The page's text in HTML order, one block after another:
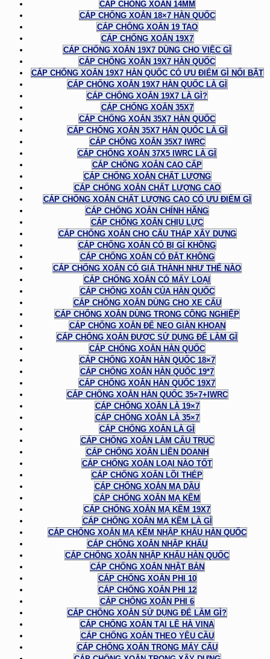
CÁP CHỐNG XOẮN 14MM
CÁP CHỐNG XOẮN 18×7 HÀN QUỐC
CÁP CHỐNG XOẮN 19 TAO
CÁP CHỐNG XOẮN 19X7
CÁP CHỐNG XOẮN 19X7 DÙNG CHO VIỆC GÌ
CÁP CHỐNG XOẮN 19X7 HÀN QUỐC
CÁP CHỐNG XOẮN 19X7 HÀN QUỐC CÓ ƯU ĐIỂM GÌ NỔI BẬT
CÁP CHỐNG XOẮN 19X7 HÀN QUỐC LÀ GÌ
CÁP CHỐNG XOẮN 19X7 LÀ GÌ?
CÁP CHỐNG XOẮN 35X7
CÁP CHỐNG XOẮN 35X7 HÀN QUỐC
CÁP CHỐNG XOẮN 35X7 HÀN QUỐC LÀ GÌ
CÁP CHỐNG XOẮN 35X7 IWRC
CÁP CHỐNG XOẮN 37X5 IWRC LÀ GÌ
CÁP CHỐNG XOẮN CAO CẤP
CÁP CHỐNG XOẮN CHẤT LƯỢNG
CÁP CHỐNG XOẮN CHẤT LƯỢNG CAO
CÁP CHỐNG XOẮN CHẤT LƯỢNG CAO CÓ ƯU ĐIỂM GÌ
CÁP CHỐNG XOẮN CHÍNH HÃNG
CÁP CHỐNG XOẮN CHỊU LỰC
CÁP CHỐNG XOẮN CHO CẨU THÁP XÂY DỰNG
CÁP CHỐNG XOẮN CÓ BỊ GỈ KHÔNG
CÁP CHỐNG XOẮN CÓ ĐẮT KHÔNG
CÁP CHỐNG XOẮN CÓ GIÁ THÀNH NHƯ THẾ NÀO
CÁP CHỐNG XOẮN CÓ MẤY LOẠI
CÁP CHỐNG XOẮN CỦA HÀN QUỐC
CÁP CHỐNG XOẮN DÙNG CHO XE CẨU
CÁP CHỐNG XOẮN DÙNG TRONG CÔNG NGHIỆP
CÁP CHỐNG XOẮN ĐỂ NEO GIÀN KHOAN
CÁP CHỐNG XOẮN ĐƯỢC SỬ DỤNG ĐỂ LÀM GÌ
CÁP CHỐNG XOẮN HÀN QUỐC
CÁP CHỐNG XOẮN HÀN QUỐC 18×7
CÁP CHỐNG XOẮN HÀN QUỐC 19*7
CÁP CHỐNG XOẮN HÀN QUỐC 19X7
CÁP CHỐNG XOẮN HÀN QUỐC 35×7+IWRC
CÁP CHỐNG XOẮN LÀ 19×7
CÁP CHỐNG XOẮN LÀ 35×7
CÁP CHỐNG XOẮN LÀ GÌ
CÁP CHỐNG XOẮN LÀM CẨU TRỤC
CÁP CHỐNG XOẮN LIÊN DOANH
CÁP CHỐNG XOẮN LOẠI NÀO TỐT
CÁP CHỐNG XOẮN LÕI THÉP
CÁP CHỐNG XOẮN MẠ DẦU
CÁP CHỐNG XOẮN MẠ KẼM
CÁP CHỐNG XOẮN MẠ KẼM 19X7
CÁP CHỐNG XOẮN MẠ KẼM LÀ GÌ
CÁP CHỐNG XOẮN MẠ KẼM NHẬP KHẨU HÀN QUỐC
CÁP CHỐNG XOẮN NHẬP KHẨU
CÁP CHỐNG XOẮN NHẬP KHẨU HÀN QUỐC
CÁP CHỐNG XOẮN NHẬT BẢN
CÁP CHỐNG XOẮN PHI 10
CÁP CHỐNG XOẮN PHI 12
CÁP CHỐNG XOẮN PHI 6
CÁP CHỐNG XOẮN SỬ DỤNG ĐỂ LÀM GÌ?
CÁP CHỐNG XOẮN TẠI LÊ HÀ VINA
CÁP CHỐNG XOẮN THEO YÊU CẦU
CÁP CHỐNG XOẮN TRONG MÁY CẨU